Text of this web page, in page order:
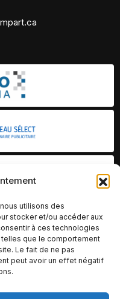
utilisons des
stocker et/ou accéder aux
à ces technologies
que le comportement
Le fait de ne pas
peut avoir un effet négatif